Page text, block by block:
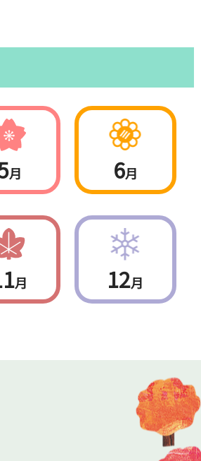
月 6月
月 12月